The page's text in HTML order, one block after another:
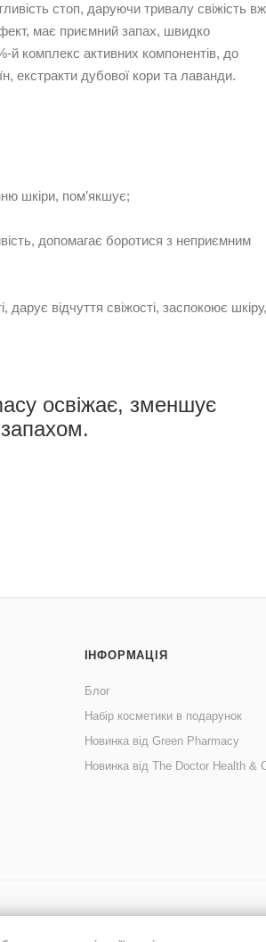
стоп, даруючи тривалу свіжість
має приємний запах, швидко
й комплекс активних компонентів, до
екстракти дубової кори та лаванди.
шкіри, пом’якшує;
допомагає боротися з неприємним
дарує відчуття свіжості, заспокоює шкіру,
освіжає, зменшує
ІНФОРМАЦІЯ
Блог
Набір косметики в подарунок
Новинка від Green Pharmacy
Новинка від The Doctor Health &